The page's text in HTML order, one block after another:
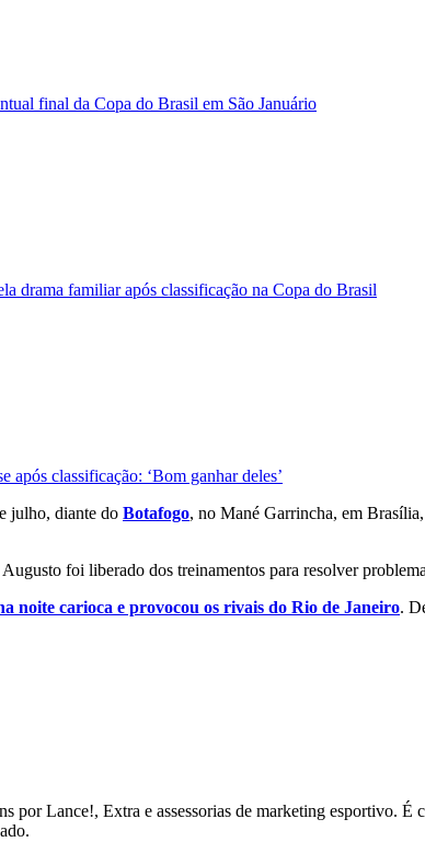
final da Copa do Brasil em São Januário
drama familiar após classificação na Copa do Brasil
após classificação: ‘Bom ganhar deles’
julho, diante do Botafogo, no Mané Garrincha, em Brasília,
foi liberado dos treinamentos para resolver
noite carioca e provocou os rivais do Rio de Janeiro.
por Lance!, Extra e assessorias de marketing esportivo.